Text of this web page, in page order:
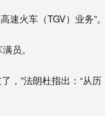
火车（TGV）业务”。
员。
，”法朗杜指出：“从历